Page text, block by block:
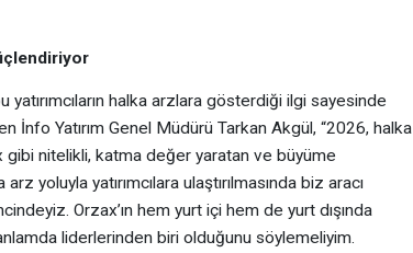
yatırımcıların halka arzlara gösterdiği ilgi sayesinde
İnfo Yatırım Genel Müdürü Tarkan Akgül, “2026, halka
gibi nitelikli, katma değer yaratan ve büyüme
yoluyla yatırımcılara ulaştırılmasında biz aracı
Orzax’ın hem yurt içi hem de yurt dışında
liderlerinden biri olduğunu söylemeliyim.